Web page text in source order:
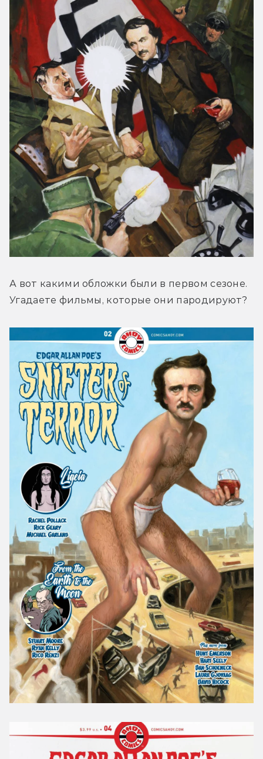
А вот какими обложки были в первом сезоне.
Угадаете фильмы, которые они пародируют?